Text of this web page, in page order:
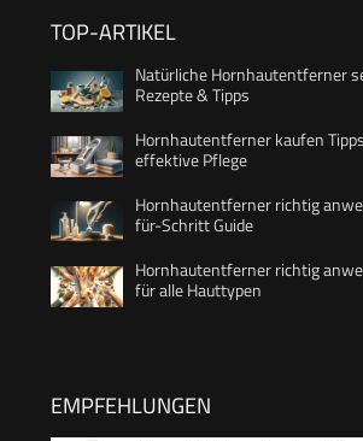
TOP-ARTIKEL
Natürliche Hornhautentferner
Rezepte & Tipps
Hornhautentferner kaufen
effektive Pflege
Hornhautentferner richtig
für-Schritt Guide
Hornhautentferner richtig
für alle Hauttypen
EMPFEHLUNGEN